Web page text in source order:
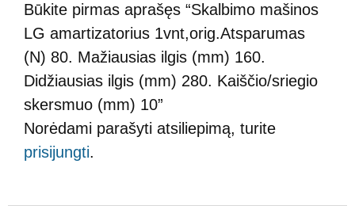
Būkite pirmas aprašęs “Skalbimo mašinos
LG amartizatorius 1vnt,orig.Atsparumas
(N) 80. Mažiausias ilgis (mm) 160.
Didžiausias ilgis (mm) 280. Kaiščio/sriegio
skersmuo (mm) 10”
Norėdami parašyti atsiliepimą, turite
prisijungti.